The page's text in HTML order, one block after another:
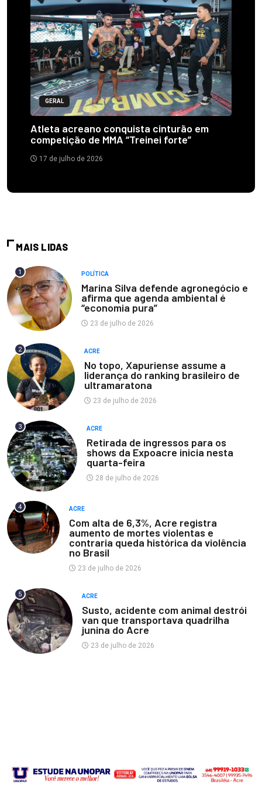
GERAL
Atleta acreano conquista cinturão em
competição de MMA “Treinei forte”
17 de julho de 2026
MAIS LIDAS
1 POLÍTICA
Marina Silva defende agronegócio e
afirma que agenda ambiental é
“economia pura”
23 de julho de 2026
2 ACRE
No topo, Xapuriense assume a
liderança do ranking brasileiro de
ultramaratona
23 de julho de 2026
3 ACRE
Retirada de ingressos para os
shows da Expoacre inicia nesta
quarta-feira
28 de julho de 2026
4 ACRE
Com alta de 6,3%, Acre registra
aumento de mortes violentas e
contraria queda histórica da violência
no Brasil
23 de julho de 2026
5 ACRE
Susto, acidente com animal destrói
van que transportava quadrilha
junina do Acre
23 de julho de 2026